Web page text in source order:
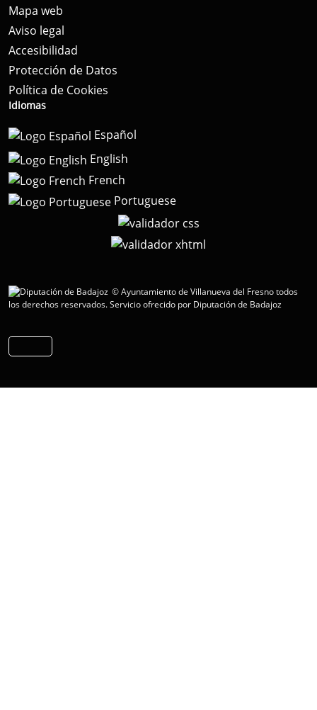
Mapa web
Aviso legal
Accesibilidad
Protección de Datos
Política de Cookies
Idiomas
Español
English
French
Portuguese
© Ayuntamiento de Villanueva del Fresno todos
los derechos reservados.Servicio ofrecido por Diputación de Badajoz